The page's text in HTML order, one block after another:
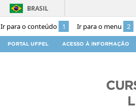
Ir para o conteúdo 1 Ir para o menu 2
BRASIL
PORTAL UFPEL ACESSO À INFORMAÇÃO